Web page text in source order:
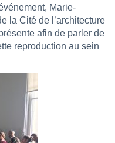
Marie-
la Cité de l’architecture
afin de parler de
reproduction au sein